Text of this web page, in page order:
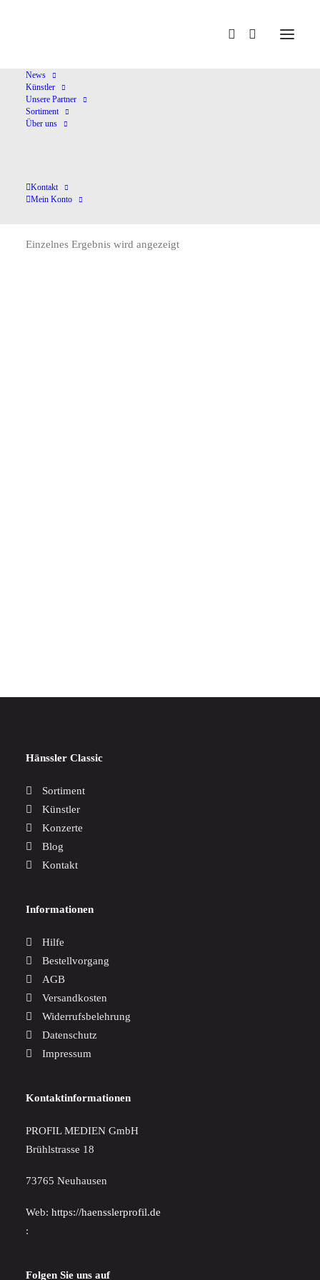
News
Künstler
Unsere Partner
Sortiment
Über uns
Kontakt
Mein Konto
Esser,H.
Einzelnes Ergebnis wird angezeigt
Hänssler Classic
Sortiment
Künstler
Konzerte
Blog
Kontakt
Informationen
Hilfe
Bestellvorgang
AGB
Versandkosten
Widerrufsbelehrung
Datenschutz
Impressum
Kontaktinformationen
PROFIL MEDIEN GmbH
Brühlstrasse 18
73765 Neuhausen
Web: https://haensslerprofil.de
:
Folgen Sie uns auf